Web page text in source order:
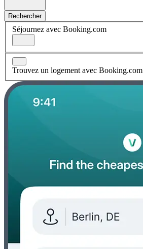
Rechercher
Séjournez avec Booking.com
Trouvez un logement avec Booking.com